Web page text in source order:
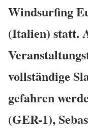
Windsurfing
(Italien) statt.
vollständige
gefahren
(GER-1),